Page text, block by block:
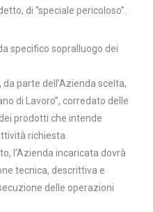
di “speciale pericoloso”.
specifico sopralluogo dei
parte dell’Azienda scelta,
di Lavoro”, corredato delle
prodotti che intende
richiesta.
l’Azienda incaricata dovrà
tecnica, descrittiva e
delle operazioni